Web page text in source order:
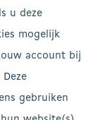
u deze
mogelijk
account bij
gebruiken